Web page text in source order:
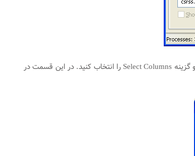
در این صفحه وارد قسمت Process شده و در صورت عدم نمایش ستون PID بر روی گزینه View کلیک کنید و گزینه Select Columns را انتخاب کنید. در این قسمت در